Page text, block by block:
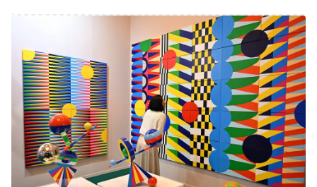
безопасное пространство для психики. Этот тренд дошел
и до России. В конце июня в московском Еврейском
музее и центре толерантности прошла первая в стране
конференция «Пространство трансформации: музеи для
ментального и эмоционального благополучия», где
психологи, арт-терапевты и музейщики обсуждали
новую миссию культурных институций — помощь
человеку в эпоху не морального, а ментального кризиса.
Исполнительный директор Еврейского музея Кристина
Краснянская рассказала «Снобу» о том, как за столетие
музеи прошли путь от элитарных хранилищ до